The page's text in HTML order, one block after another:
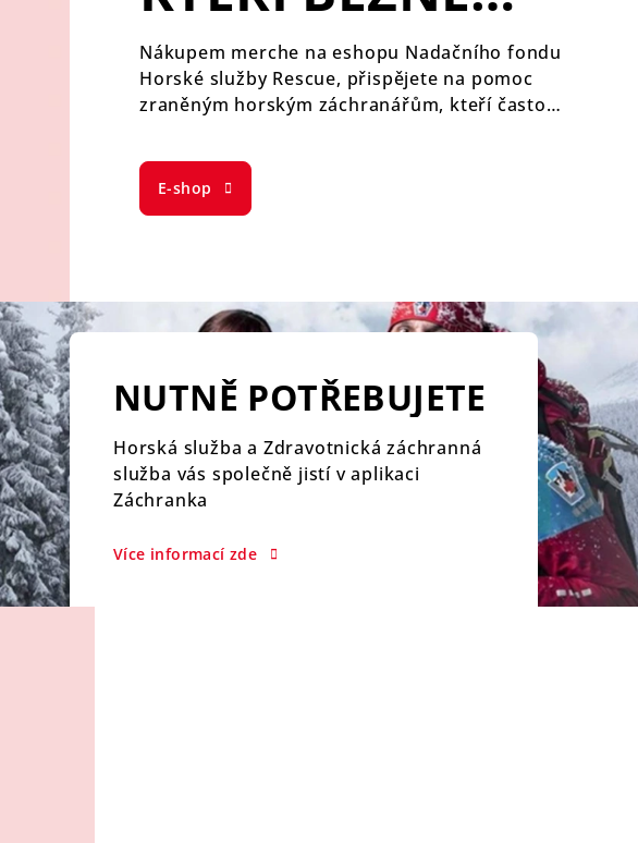
POMÁHAJÍ
Nákupem merche na eshopu Nadačního fondu
Horské služby Rescue, přispějete na pomoc
zraněným horským záchranářům, kteří často
E-shop
NUTNĚ POTŘEBUJETE
Horská služba a Zdravotnická záchranná
služba vás společně jistí v aplikaci
Záchranka
Více informací zde